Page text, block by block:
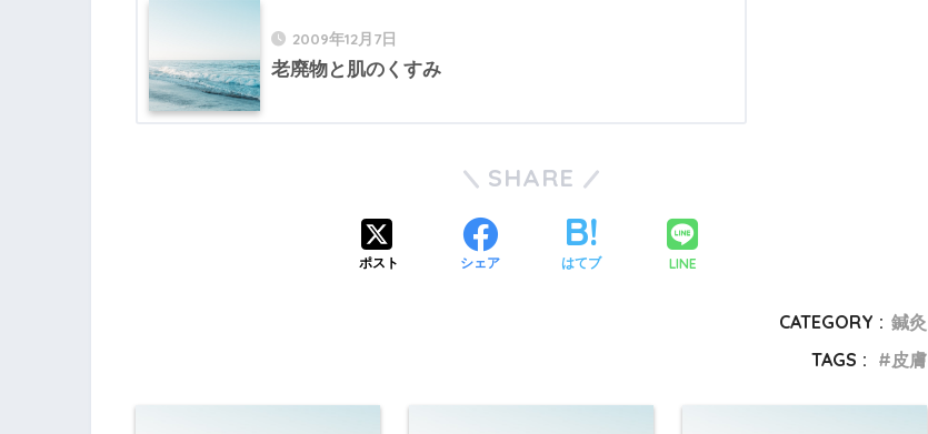
2009年12月7日
老廃物と肌のくすみ
SHARE
ポスト シェア はてブ LINE
CATEGORY : 鍼灸
TAGS :
皮膚